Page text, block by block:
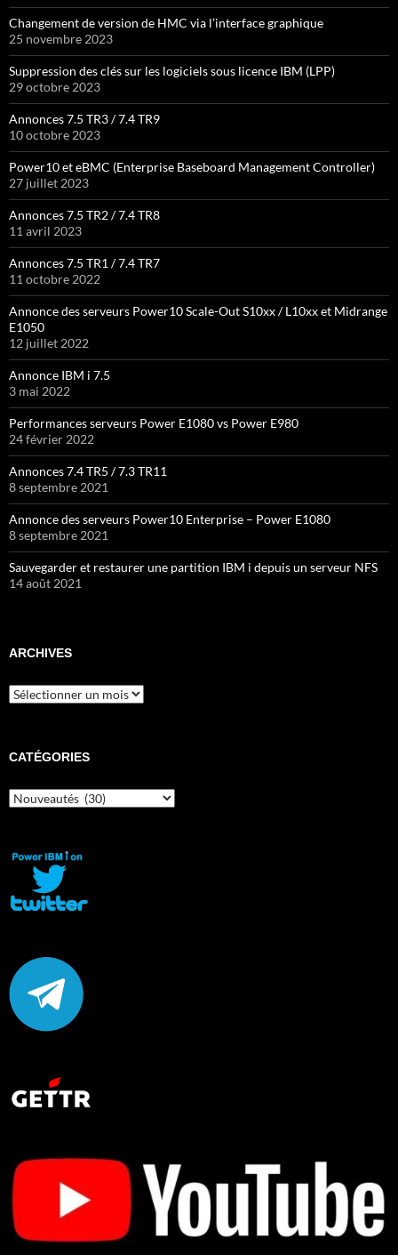
Changement de version de HMC via l’interface graphique
25 novembre 2023
Suppression des clés sur les logiciels sous licence IBM (LPP)
29 octobre 2023
Annonces 7.5 TR3 / 7.4 TR9
10 octobre 2023
Power10 et eBMC (Enterprise Baseboard Management Controller)
27 juillet 2023
Annonces 7.5 TR2 / 7.4 TR8
11 avril 2023
Annonces 7.5 TR1 / 7.4 TR7
11 octobre 2022
Annonce des serveurs Power10 Scale-Out S10xx / L10xx et Midrange
E1050
12 juillet 2022
Annonce IBM i 7.5
3 mai 2022
Performances serveurs Power E1080 vs Power E980
24 février 2022
Annonces 7.4 TR5 / 7.3 TR11
8 septembre 2021
Annonce des serveurs Power10 Enterprise – Power E1080
8 septembre 2021
Sauvegarder et restaurer une partition IBM i depuis un serveur NFS
14 août 2021
ARCHIVES
Archives
CATÉGORIES
Catégories